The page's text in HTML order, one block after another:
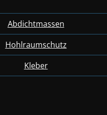
Abdichtmassen
Hohlraumschutz
Kleber